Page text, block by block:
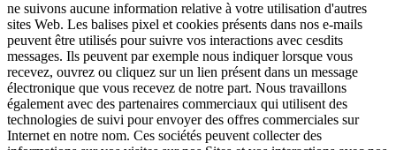
ne suivons aucune information relative à votre utilisation d'autres
sites Web. Les balises pixel et cookies présents dans nos e-mails
peuvent être utilisés pour suivre vos interactions avec cesdits
messages. Ils peuvent par exemple nous indiquer lorsque vous
recevez, ouvrez ou cliquez sur un lien présent dans un message
électronique que vous recevez de notre part. Nous travaillons
également avec des partenaires commerciaux qui utilisent des
technologies de suivi pour envoyer des offres commerciales sur
Internet en notre nom. Ces sociétés peuvent collecter des